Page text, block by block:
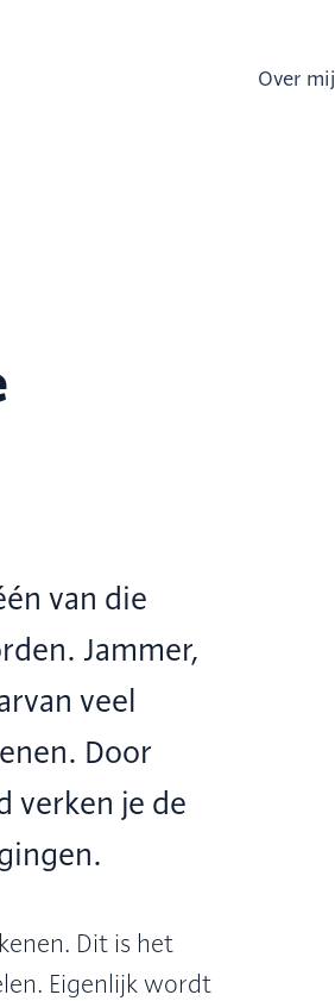
Over mij
van die
Jammer,
veel
Door
verken je de
Dit is het
Eigenlijk wordt